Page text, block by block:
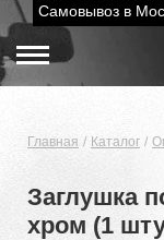
Самовывоз в
Главная Каталог
Заглушка
хром (1